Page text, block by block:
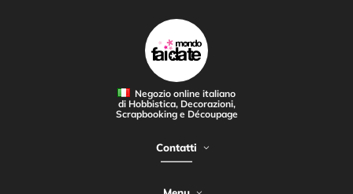
Negozio online italiano
di Hobbistica, Decorazioni,
Scrapbooking e Découpage
Contatti